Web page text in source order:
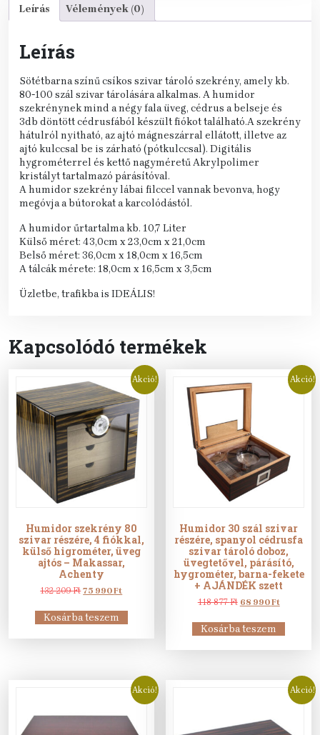
Leírás Vélemények (0)
Leírás
Sötétbarna színű csíkos szivar tároló szekrény, amely kb.
80-100 szál szivar tárolására alkalmas. A humidor
szekrénynek mind a négy fala üveg, cédrus a belseje és
3db döntött cédrusfából készült fiókot található.A szekrény
hátulról nyitható, az ajtó mágneszárral ellátott, illetve az
ajtó kulccsal be is zárható (pótkulccsal). Digitális
hygrométerrel és kettő nagyméretű Akrylpolimer
kristályt tartalmazó párásítóval.
A humidor szekrény lábai filccel vannak bevonva, hogy
megóvja a bútorokat a karcolódástól.
A humidor űrtartalma kb. 10,7 Liter
Külső méret: 43,0cm x 23,0cm x 21,0cm
Belső méret: 36,0cm x 18,0cm x 16,5cm
A tálcák mérete: 18,0cm x 16,5cm x 3,5cm
Üzletbe, trafikba is IDEÁLIS!
Kapcsolódó termékek
Akció!
Humidor szekrény 80
szivar részére, 4 fiókkal,
külső higrométer, üveg
ajtós – Makassar,
Achenty
132 209FtOriginal
was:
132
75 990FtCurrent
is:
75
Kosárba teszem
Akció!
Humidor 30 szál szivar
részére, spanyol cédrusfa
szivar tároló doboz,
üvegtetővel, párásító,
hygrométer, barna-fekete
+ AJÁNDÉK szett
118 877Ft Original
was:
118
68 990FtCurrent
is:
68
Kosárba teszem
Akció! Akció!